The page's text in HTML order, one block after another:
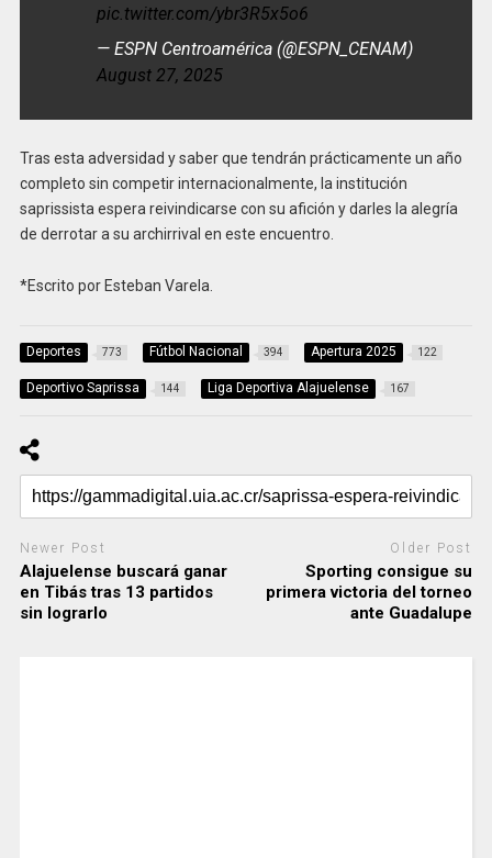
pic.twitter.com/ybr3R5x5o6
— ESPN Centroamérica (@ESPN_CENAM)
August 27, 2025
Tras esta adversidad y saber que tendrán prácticamente un año
completo sin competir internacionalmente, la institución
saprissista espera reivindicarse con su afición y darles la alegría
de derrotar a su archirrival en este encuentro.
*Escrito por Esteban Varela.
Deportes 773 Fútbol Nacional 394 Apertura 2025 122
Deportivo Saprissa 144 Liga Deportiva Alajuelense 167
Newer Post
Alajuelense buscará ganar
en Tibás tras 13 partidos
sin lograrlo
Older Post
Sporting consigue su
primera victoria del torneo
ante Guadalupe